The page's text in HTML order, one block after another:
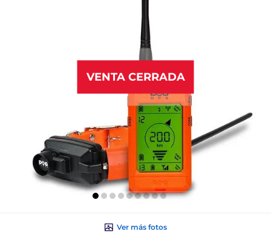
VENTA CERRADA
Ver más fotos